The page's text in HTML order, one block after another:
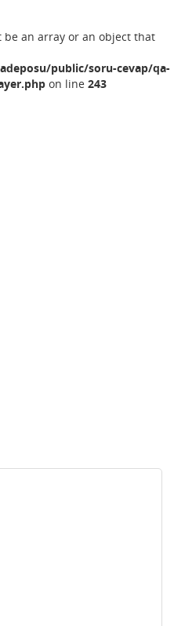
be an array or an object that
public/soru-cevap/qa-
on line 243